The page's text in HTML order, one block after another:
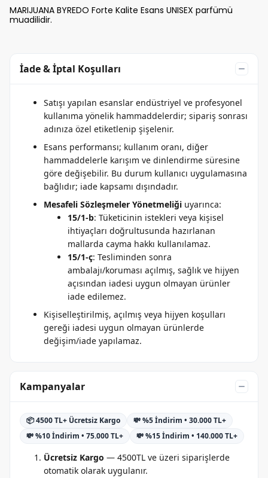
MARIJUANA BYREDO Forte Kalite Esans UNISEX parfümü
muadilidir.
İade & İptal Koşulları
Satışı yapılan esanslar endüstriyel ve profesyonel
kullanıma yönelik hammaddelerdir; sipariş sonrası
adınıza özel etiketlenip şişelenir.
Esans performansı; kullanım oranı, diğer
hammaddelerle karışım ve dinlendirme süresine
göre değişebilir. Bu durum kullanıcı uygulamasına
bağlıdır; iade kapsamı dışındadır.
Mesafeli Sözleşmeler Yönetmeliği uyarınca:
15/1-b: Tüketicinin istekleri veya kişisel
ihtiyaçları doğrultusunda hazırlanan
mallarda cayma hakkı kullanılamaz.
15/1-ç: Tesliminden sonra
ambalajı/koruması açılmış, sağlık ve hijyen
açısından iadesi uygun olmayan ürünler
iade edilemez.
Kişiselleştirilmiş, açılmış veya hijyen koşulları
gereği iadesi uygun olmayan ürünlerde
değişim/iade yapılamaz.
Kampanyalar
📦 4500 TL+ Ücretsiz Kargo
💸 %5 İndirim • 30.000 TL+
💸 %10 İndirim • 75.000 TL+
💸 %15 İndirim • 140.000 TL+
Ücretsiz Kargo — 4500TL ve üzeri siparişlerde
otomatik olarak uygulanır.